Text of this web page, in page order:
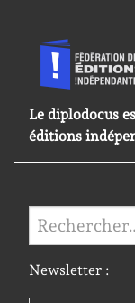
Le diplodocus
éditions
Rechercher :
Newsletter :